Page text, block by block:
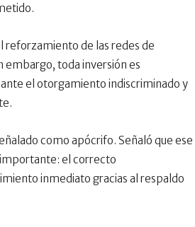
reforzamiento de las redes de
embargo, toda inversión es
el otorgamiento indiscriminado y
como apócrifo. Señaló que ese
el correcto
inmediato gracias al respaldo